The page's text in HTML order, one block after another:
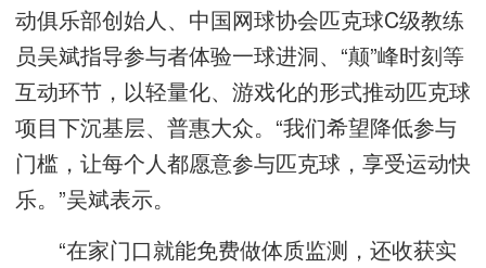
动俱乐部创始人、中国网球协会匹克球C级教练
员吴斌指导参与者体验一球进洞、“颠”峰时刻等
互动环节，以轻量化、游戏化的形式推动匹克球
项目下沉基层、普惠大众。“我们希望降低参与
门槛，让每个人都愿意参与匹克球，享受运动快
乐。”吴斌表示。
“在家门口就能免费做体质监测，还收获实